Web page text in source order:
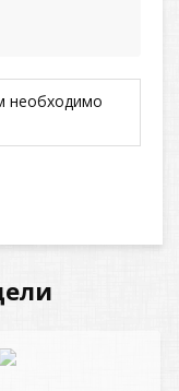
необходимо